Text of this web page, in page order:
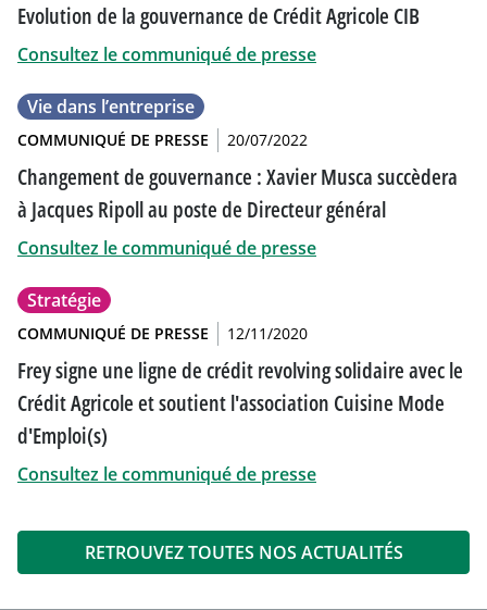
Evolution de la gouvernance de Crédit Agricole CIB
Consultez le communiqué de presse
Vie dans l’entreprise
COMMUNIQUÉ DE PRESSE 20/07/2022
Changement de gouvernance : Xavier Musca succèdera
à Jacques Ripoll au poste de Directeur général
Consultez le communiqué de presse
Stratégie
COMMUNIQUÉ DE PRESSE 12/11/2020
Frey signe une ligne de crédit revolving solidaire avec le
Crédit Agricole et soutient l'association Cuisine Mode
d'Emploi(s)
Consultez le communiqué de presse
RETROUVEZ TOUTES NOS ACTUALITÉS